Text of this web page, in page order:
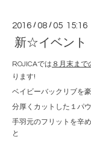
2016 /08 /05 15:16
新☆イベント
ROJICAでは ８月末まで
ります!
ベイビーバックリブを
分厚くカットした１パ
手羽元のフリットを辛
と